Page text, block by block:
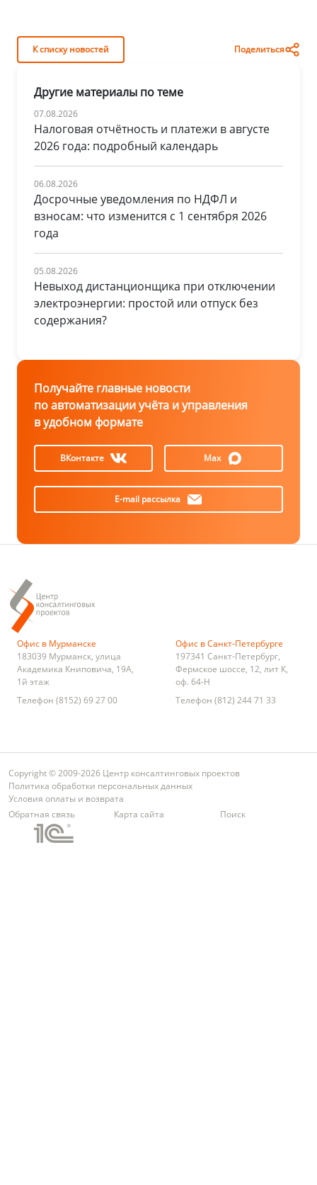
К списку новостей Поделиться
Другие материалы по теме
07.08.2026
Налоговая отчётность и платежи в августе
2026 года: подробный календарь
06.08.2026
Досрочные уведомления по НДФЛ и
взносам: что изменится с 1 сентября 2026
года
05.08.2026
Невыход дистанционщика при отключении
электроэнергии: простой или отпуск без
содержания?
Получайте главные новости
по автоматизации учёта и управления
в удобном формате
ВКонтакте Max
E-mail рассылка
Офис в Мурманске
183039 Мурманск, улица
Академика Книповича, 19А,
1й этаж
Телефон (8152) 69 27 00
Офис в Санкт-Петербурге
197341 Санкт-Петербург,
Фермское шоссе, 12, лит К,
оф. 64-Н
Телефон (812) 244 71 33
Copyright © 2009-2026 Центр консалтинговых проектов
Политика обработки персональных данных
Условия оплаты и возврата
Обратная связь
Карта сайта Поиск